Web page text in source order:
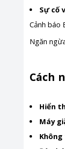
Sự cố
Cảnh báo
Ngăn
Cách
Hiển
Máy